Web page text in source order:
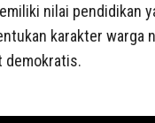
nilai pendidikan
karakter warga
demokratis.